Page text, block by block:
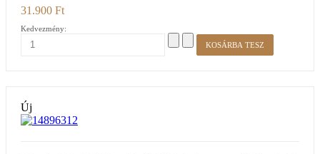
31.900 Ft
Kedvezmény:
Új